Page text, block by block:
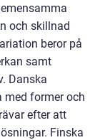
och skillnad
beror på
samt
Danska
med former och
efter att
Finska